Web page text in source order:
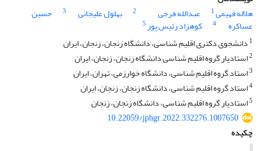
هلاله فهیمی1 عبدالله فرجی 2 بهلول علیجانی 3 حسین
عساکره 4 کوهزاد رئیس پور5
1 دانشجوی دکتری اقلیم ‏شناسی، دانشگاه زنجان، زنجان، ایران
2استادیار گروه اقلیم ‏شناسی دانشگاه زنجان، زنجان، ایران
3استاد گروه اقلیم ‏شناسی، دانشگاه خوارزمی، تهران، ایران
4استاد گروه اقلیم ‏شناسی، دانشگاه زنجان، زنجان، ایران
5استادیار گروه اقلیم شناسی، دانشگاه زنجان، زنجان
10.22059/jphgr.2022.332276.1007650
چکیده